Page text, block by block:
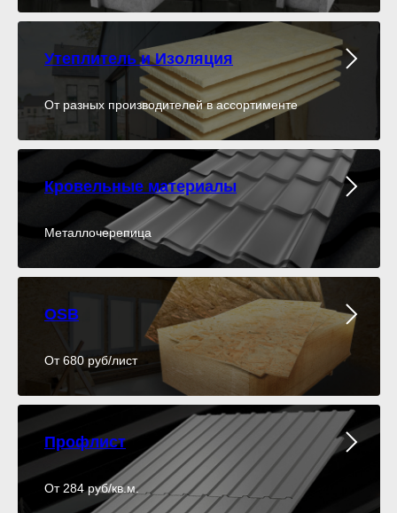
Утеплитель и Изоляция
От разных производителей в ассортименте
Кровельные материалы
Металлочерепица
OSB
От 680 руб/лист
Профлист
От 284 руб/кв.м.